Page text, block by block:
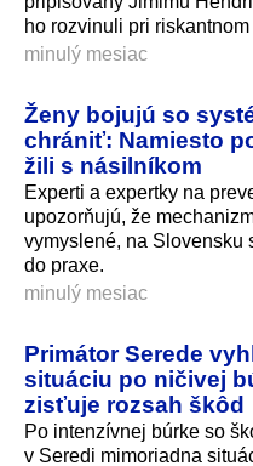
ho rozvinuli pri riskantnom
minulý mesiac
Ženy bojujú so
chrániť: Namiesto
žili s násilníkom
Experti a expertky na
upozorňujú, že
vymyslené, na Slovensku
do praxe.
minulý mesiac
Primátor Serede
situáciu po ničivej
zisťuje rozsah škôd
Po intenzívnej búrke so
v Seredi mimoriadna